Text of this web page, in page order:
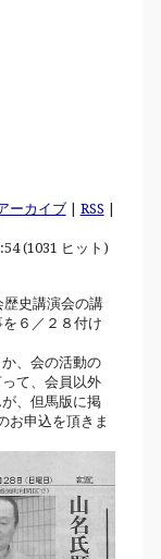
ーカイブ| RSS
(1031 ヒット)
歴史講演会の講
６／２８付け
、会の活動の
て、会員以外
、但馬版に掲
お申込を頂きま